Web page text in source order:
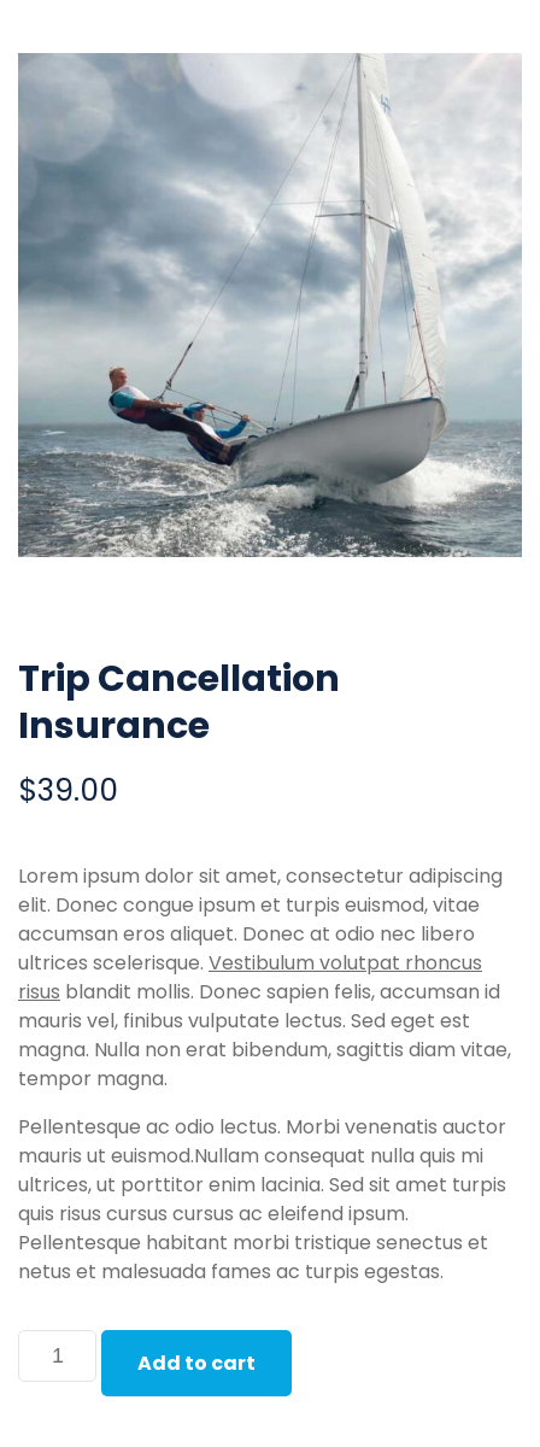
Trip Cancellation
Insurance
$39.00
Lorem ipsum dolor sit amet, consectetur adipiscing
elit. Donec congue ipsum et turpis euismod, vitae
accumsan eros aliquet. Donec at odio nec libero
ultrices scelerisque. Vestibulum volutpat rhoncus
risus blandit mollis. Donec sapien felis, accumsan id
mauris vel, finibus vulputate lectus. Sed eget est
magna. Nulla non erat bibendum, sagittis diam vitae,
tempor magna.
Pellentesque ac odio lectus. Morbi venenatis auctor
mauris ut euismod.Nullam consequat nulla quis mi
ultrices, ut porttitor enim lacinia. Sed sit amet turpis
quis risus cursus cursus ac eleifend ipsum.
Pellentesque habitant morbi tristique senectus et
netus et malesuada fames ac turpis egestas.
Add to cart